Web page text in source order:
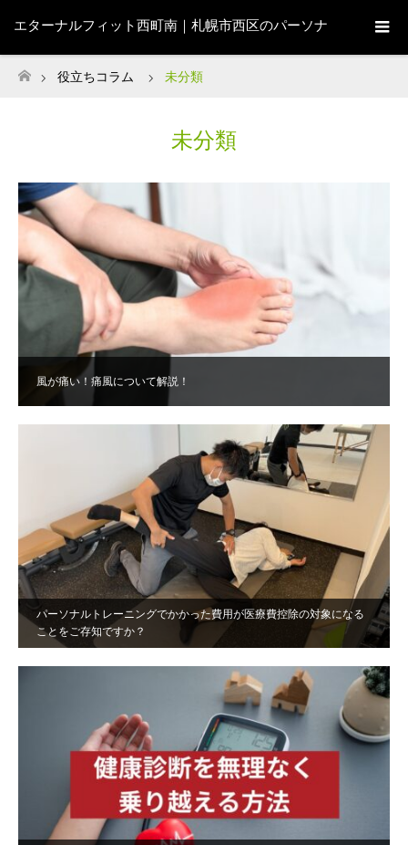
エターナルフィット西町南｜札幌市西区のパーソナ
ルジム
ホーム
役立ちコラム 未分類
未分類
風が痛い！痛風について解説！
パーソナルトレーニングでかかった費用が医療費控除の対象になる
ことをご存知ですか？